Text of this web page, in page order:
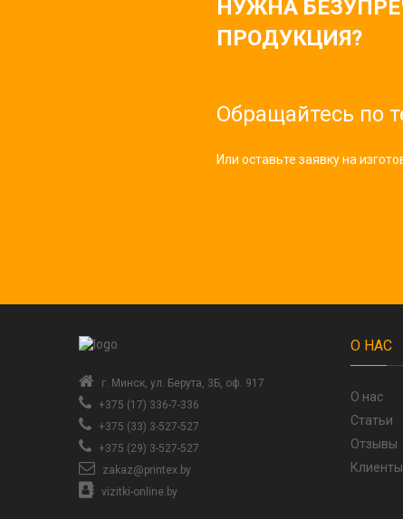
НУЖНА
ПРОДУКЦИЯ?
Обращайтесь по
Или оставьте заявку на
г. Минск, ул. Берута, 3Б, оф. 917
+375 (17) 336-7-336
+375 (33) 3-527-527
+375 (29) 3-527-527
zakaz@printex.by
vizitki-online.by
О НАС
О нас
Статьи
Отзывы
Клиенты